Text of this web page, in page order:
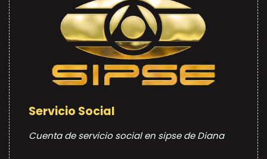
Servicio Social
Cuenta de servicio social en sipse de Diana